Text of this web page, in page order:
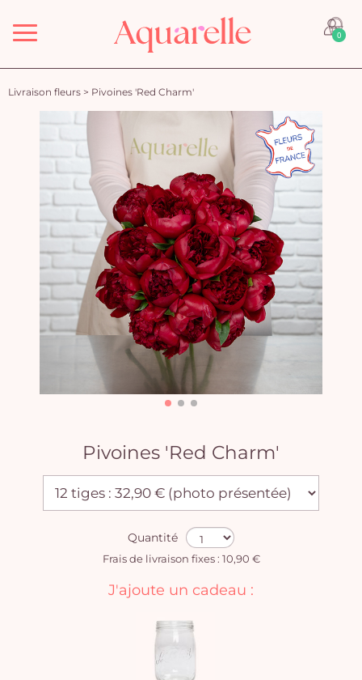
Menu 0
Livraison fleurs > Pivoines 'Red Charm'
Pivoines 'Red Charm'
Quantité
Frais de livraison fixes : 10,90 €
J'ajoute un cadeau :